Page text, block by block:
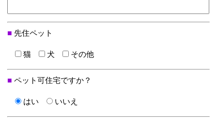
■ 先住ペット
猫 犬 その他
■ ペット可住宅ですか？
はい いいえ